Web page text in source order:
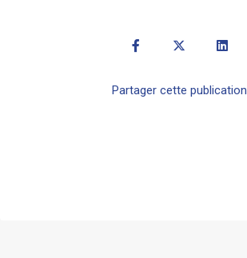
Partager cette publication